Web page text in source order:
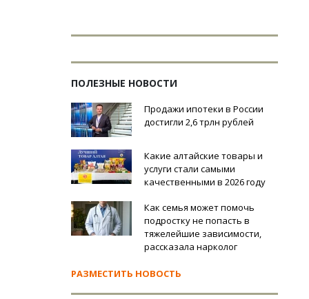
ПОЛЕЗНЫЕ НОВОСТИ
Продажи ипотеки в России
достигли 2,6 трлн рублей
Какие алтайские товары и
услуги стали самыми
качественными в 2026 году
Как семья может помочь
подростку не попасть в
тяжелейшие зависимости,
рассказала нарколог
РАЗМЕСТИТЬ НОВОСТЬ